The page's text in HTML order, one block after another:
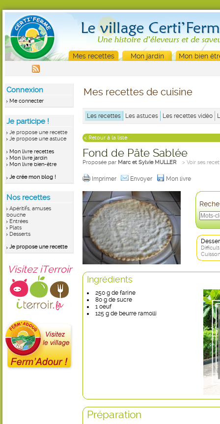
Mes recettes Mon jardin Mon bien
Connexion
Me connecter
Je participe !
Je propose une recette
Je propose une astuce
Mon livre recettes
Mon livre jardin
Mon livre bien-être
Je crée mon blog !
Nos recettes
Apéritifs, amuses
bouche
Entrées
Plats
Desserts
Je propose une recette
Visitez iTerroir
Mes recettes de cuisine
Les recettes Les astuces Les recettes vidéo
< Retour à la liste
Fond de Pâte Sablée
Proposée par Marc et Sylvie MULLER > Voir ses
Imprimer Envoyer Mon livre
Ingrédients
250 g de farine
80 g de sucre
1 oeuf
125 g de beurre ramolli
Préparation